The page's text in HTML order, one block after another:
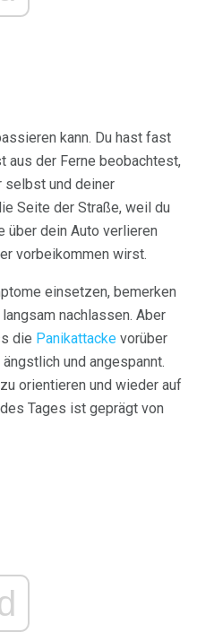
kann. Du hast fast
aus der Ferne beobachtest,
selbst und deiner
Seite der Straße, weil du
über dein Auto verlieren
vorbeikommen wirst.
einsetzen, bemerken
nachlassen. Aber
die Panikattacke vorüber
und angespannt.
orientieren und wieder auf
Tages ist geprägt von